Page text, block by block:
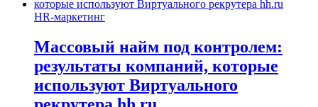
HR-маркетинг
Массовый найм под контролем:
результаты компаний, которые
используют Виртуального